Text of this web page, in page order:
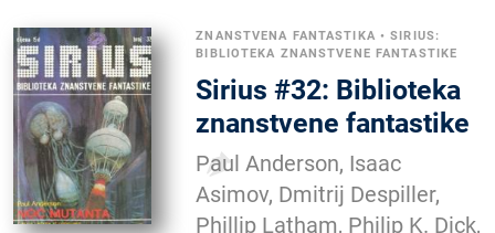
ZNANSTVENA FANTASTIKA •SIRIUS:
BIBLIOTEKA ZNANSTVENE FANTASTIKE
Sirius #32: Biblioteka
znanstvene fantastike
Paul Anderson, Isaac
Asimov, Dmitrij Despiller,
Phillip Latham, Philip K. Dick,